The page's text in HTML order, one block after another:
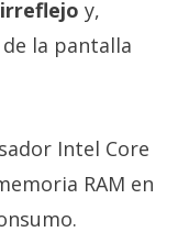
y,
la pantalla
Intel Core
RAM en